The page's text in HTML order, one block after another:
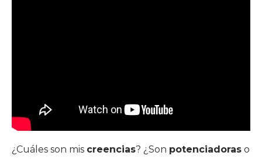
¿Cuáles son mis creencias? ¿Son potenciadoras o